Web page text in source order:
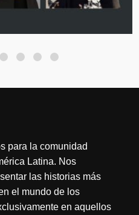
para la comunidad
Latina. Nos
las historias más
el mundo de los
en aquellos